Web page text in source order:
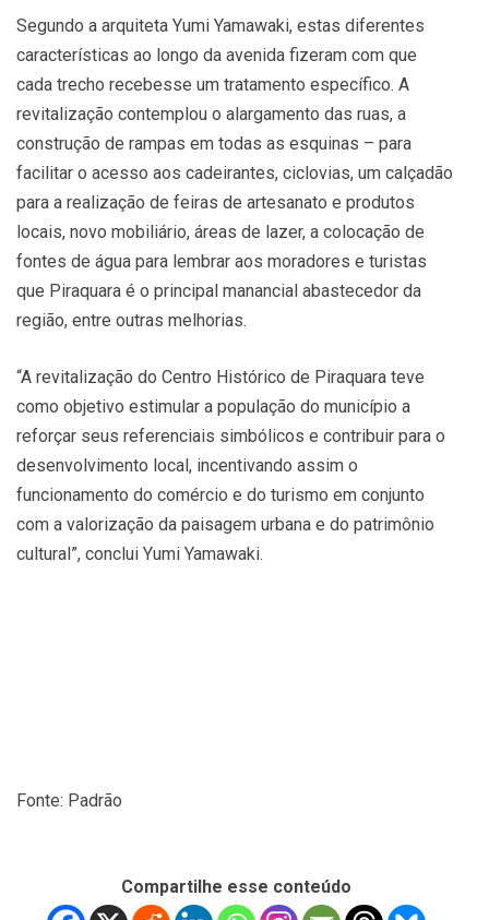
Segundo a arquiteta Yumi Yamawaki, estas diferentes
características ao longo da avenida fizeram com que
cada trecho recebesse um tratamento específico. A
revitalização contemplou o alargamento das ruas, a
construção de rampas em todas as esquinas – para
facilitar o acesso aos cadeirantes, ciclovias, um calçadão
para a realização de feiras de artesanato e produtos
locais, novo mobiliário, áreas de lazer, a colocação de
fontes de água para lembrar aos moradores e turistas
que Piraquara é o principal manancial abastecedor da
região, entre outras melhorias.
“A revitalização do Centro Histórico de Piraquara teve
como objetivo estimular a população do município a
reforçar seus referenciais simbólicos e contribuir para o
desenvolvimento local, incentivando assim o
funcionamento do comércio e do turismo em conjunto
com a valorização da paisagem urbana e do patrimônio
cultural”, conclui Yumi Yamawaki.
Fonte: Padrão
Compartilhe esse conteúdo